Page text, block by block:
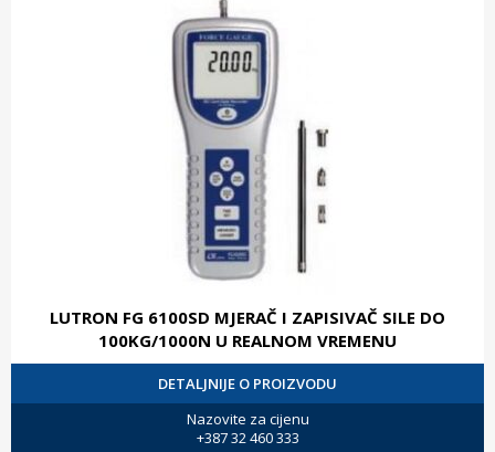
LUTRON FG 6100SD MJERAČ I ZAPISIVAČ SILE DO
100KG/1000N U REALNOM VREMENU
DETALJNIJE O PROIZVODU
Nazovite za cijenu
+387 32 460 333